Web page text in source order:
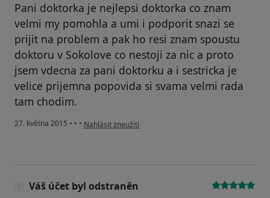
Pani doktorka je nejlepsi doktorka co znam
velmi my pomohla a umi i podporit snazi se
prijit na problem a pak ho resi znam spoustu
doktoru v Sokolove co nestoji za nic a proto
jsem vdecna za pani doktorku a i sestricka je
velice prijemna popovida si svama velmi rada
tam chodim.
27. května 2015 • • • podle názoru uživatele Váš účet byl odstraněn
Nahlásit zneužití
Váš účet byl odstraněn